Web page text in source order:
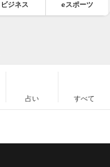
ビジネス eスポーツ
占い すべて